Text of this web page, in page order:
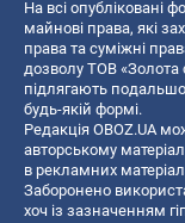
На всі опубліковані
майнові права, які
права та суміжні
дозволу ТОВ «Золота
підлягають
будь-якій формі.
Редакція OBOZ.UA
авторському
в рекламних
Заборонено
хоч із зазначенням